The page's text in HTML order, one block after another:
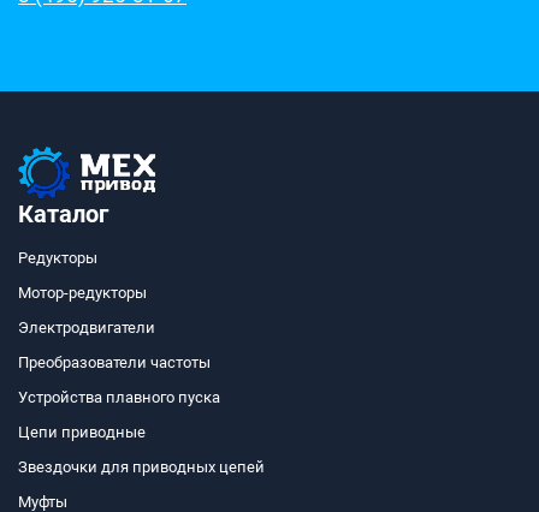
Каталог
Редукторы
Мотор-редукторы
Электродвигатели
Преобразователи частоты
Устройства плавного пуска
Цепи приводные
Звездочки для приводных цепей
Муфты